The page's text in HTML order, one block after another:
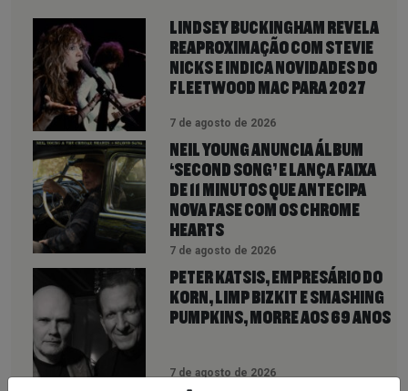
LINDSEY BUCKINGHAM REVELA
REAPROXIMAÇÃO COM STEVIE
NICKS E INDICA NOVIDADES DO
FLEETWOOD MAC PARA 2027
7 de agosto de 2026
NEIL YOUNG ANUNCIA ÁLBUM
‘SECOND SONG’ E LANÇA FAIXA
DE 11 MINUTOS QUE ANTECIPA
NOVA FASE COM OS CHROME
HEARTS
7 de agosto de 2026
PETER KATSIS, EMPRESÁRIO DO
KORN, LIMP BIZKIT E SMASHING
PUMPKINS, MORRE AOS 69 ANOS
7 de agosto de 2026